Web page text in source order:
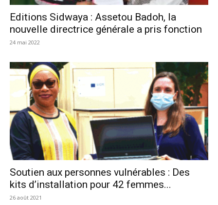
Editions Sidwaya : Assetou Badoh, la
nouvelle directrice générale a pris fonction
24 mai 2022
Soutien aux personnes vulnérables : Des
kits d’installation pour 42 femmes...
26 août 2021